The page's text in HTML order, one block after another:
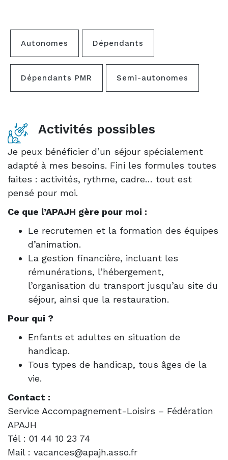
Autonomes Dépendants
Dépendants PMR Semi-autonomes
Activités possibles
Je peux bénéficier d’un séjour spécialement
adapté à mes besoins. Fini les formules toutes
faites : activités, rythme, cadre… tout est
pensé pour moi.
Ce que l’APAJH gère pour moi :
Le recrutemen et la formation des équipes
d’animation.
La gestion financière, incluant les
rémunérations, l’hébergement,
l’organisation du transport jusqu’au site du
séjour, ainsi que la restauration.
Pour qui ?
Enfants et adultes en situation de
handicap.
Tous types de handicap, tous âges de la
vie.
Contact :
Service Accompagnement-Loisirs – Fédération
APAJH
Tél : 01 44 10 23 74
Mail : vacances@apajh.asso.fr